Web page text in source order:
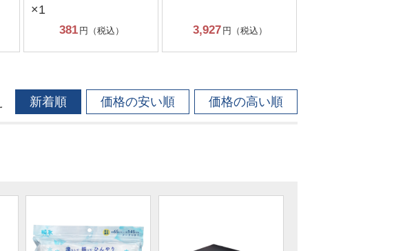
×1
381 円（税込） 3,927 円（税込）
新着順 価格の安い順 価格の高い順